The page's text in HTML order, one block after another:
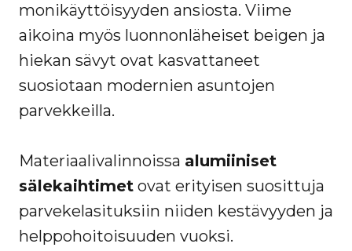
monikäyttöisyyden ansiosta. Viime
aikoina myös luonnonläheiset beigen ja
hiekan sävyt ovat kasvattaneet
suosiotaan modernien asuntojen
parvekkeilla.
Materiaalivalinnoissa alumiiniset
sälekaihtimet ovat erityisen suosittuja
parvekelasituksiin niiden kestävyyden ja
helppohoitoisuuden vuoksi.